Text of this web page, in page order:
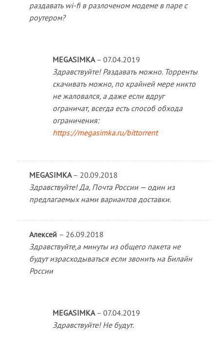
раздавать wi-fi в разлоченом модеме в паре с
роутером?
MEGASIMKA – 07.04.2019
Здравствуйте! Раздавать можно. Торренты
скачивать можно, по крайней мере никто
не жаловался, а даже если вдруг
ограничат, всегда есть способ обхода
ограничения:
https://megasimka.ru/bittorrent
MEGASIMKA – 20.09.2018
Здравствуйте! Да, Почта России — один из
предлагаемых нами вариантов доставки.
Алексей – 26.09.2018
Здравствуйте,а минуты из общего пакета не
будут израсходываться если звонить на Билайн
России
MEGASIMKA – 07.04.2019
Здравствуйте! Не будут.